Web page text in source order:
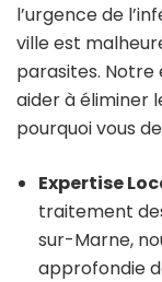
l’urgence de
ville est
parasites. Notre
aider à éliminer
pourquoi vous
Expertise
traitement
sur-Marne,
approfondie